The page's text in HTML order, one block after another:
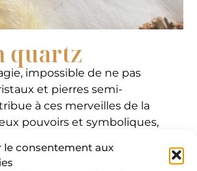
le consentement aux
quartz
impossible de ne pas
et pierres semi-
à ces merveilles de la
pouvoirs et symboliques,
dans votre vie.